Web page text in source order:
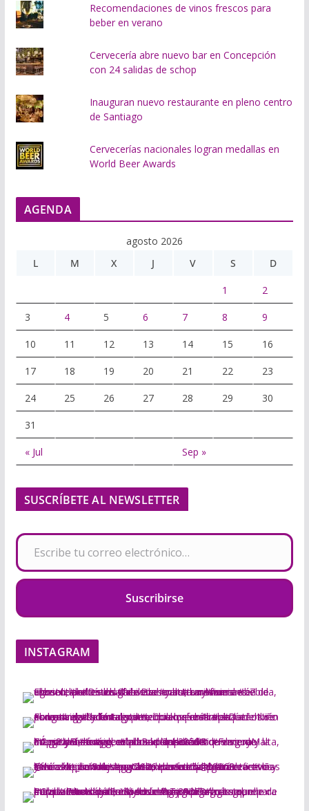
Recomendaciones de vinos frescos para
beber en verano
Cervecería abre nuevo bar en Concepción
con 24 salidas de schop
Inauguran nuevo restaurante en pleno centro
de Santiago
Cervecerías nacionales logran medallas en
World Beer Awards
AGENDA
agosto 2026
L
M X J V S D
1 2
3 4 5 6 7 8 9
10 11 12 13 14 15 16
17 18 19 20 21 22 23
24 25 26 27 28 29 30
31
« Jul Sep »
SUSCRÍBETE AL NEWSLETTER
Escribe tu correo electrónico…
Suscribirse
INSTAGRAM